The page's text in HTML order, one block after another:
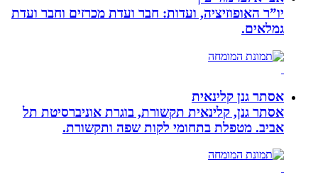
יו”ר האופוזיציה, ועדות: חבר ועדת מכרזים וחבר ועדת
גמלאים.
אסתר גנן קלינאית
אסתר גנן, קלינאית תקשורת, בוגרת אוניברסיטת תל
אביב. מטפלת בתחומי לקות שפה ותקשורת.